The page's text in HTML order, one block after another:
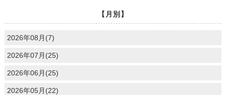
【月別】
2026年08月(7)
2026年07月(25)
2026年06月(25)
2026年05月(22)